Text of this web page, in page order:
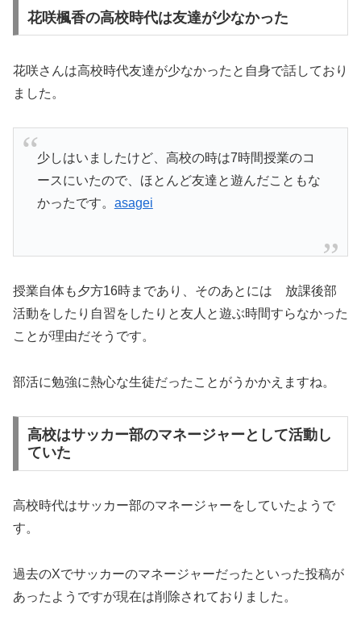
花咲楓香の高校時代は友達が少なかった
花咲さんは高校時代友達が少なかったと自身で話しており
ました。
少しはいましたけど、高校の時は7時間授業のコ
ースにいたので、ほとんど友達と遊んだこともな
かったです。 asagei
授業自体も夕方16時まであり、そのあとには 放課後部
活動をしたり自習をしたりと友人と遊ぶ時間すらなかった
ことが理由だそうです。
部活に勉強に熱心な生徒だったことがうかかえますね。
高校はサッカー部のマネージャーとして活動し
ていた
高校時代はサッカー部のマネージャーをしていたようで
す。
過去のXでサッカーのマネージャーだったといった投稿が
あったようですが現在は削除されておりました。